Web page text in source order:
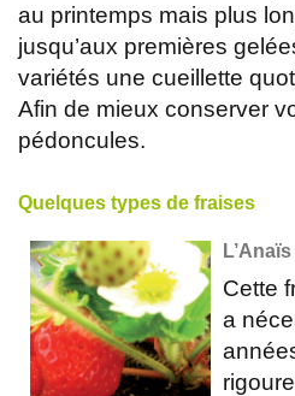
au printemps mais plus
jusqu’aux premières
variétés une cueillette
Afin de mieux conserver
pédoncules.
Quelques types de fraises
L’Anaïs
Cette
a